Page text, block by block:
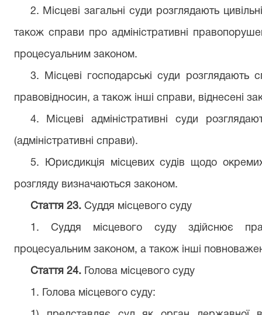
2. Місцеві загальні суди розглядають
також справи про адміністративні
процесуальним законом.
3. Місцеві господарські суди розглядають
правовідносин, а також інші справи, віднесені
4. Місцеві адміністративні суди
(адміністративні справи).
5. Юрисдикція місцевих судів щодо
розгляду визначаються законом.
Стаття 23.Суддя місцевого суду
1. Суддя місцевого суду здійснює
процесуальним законом, а також інші
Стаття 24.Голова місцевого суду
1. Голова місцевого суду: